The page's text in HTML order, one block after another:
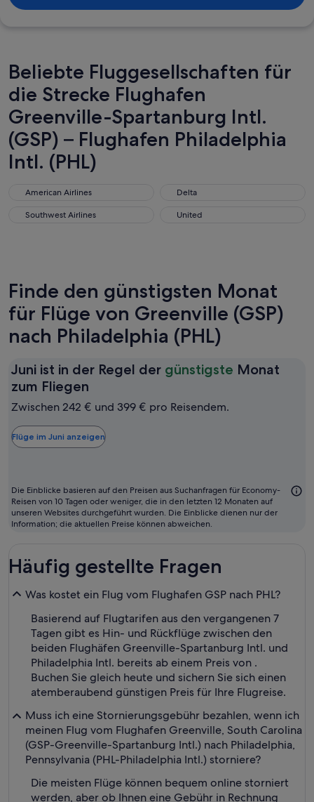
Beliebte Fluggesellschaften für
die Strecke Flughafen
Greenville-Spartanburg Intl.
(GSP) – Flughafen Philadelphia
Intl. (PHL)
American Airlines
American Airlines Delta
Delta
Southwest Airlines
Southwest Airlines United
United
Finde den günstigsten Monat
für Flüge von Greenville (GSP)
nach Philadelphia (PHL)
Juni ist in der Regel der günstigste Monat
zum Fliegen
ist
der
Regel
günstigste
Monat
zum
Zwischen 242 € und 399 € pro Reisendem.
Flüge im Juni anzeigen
Die Einblicke basieren auf den Preisen aus Suchanfragen für Economy-
Reisen von 10 Tagen oder weniger, die in den letzten 12 Monaten auf
unseren Websites durchgeführt wurden. Die Einblicke dienen nur der
Information; die aktuellen Preise können abweichen.
Häufig gestellte Fragen
Was kostet ein Flug vom Flughafen GSP nach PHL?
Basierend auf Flugtarifen aus den vergangenen 7
Tagen gibt es Hin- und Rückflüge zwischen den
beiden Flughäfen Greenville-Spartanburg Intl. und
Philadelphia Intl. bereits ab einem Preis von .
Buchen Sie gleich heute und sichern Sie sich einen
atemberaubend günstigen Preis für Ihre Flugreise.
Muss ich eine Stornierungsgebühr bezahlen, wenn ich
meinen Flug vom Flughafen Greenville, South Carolina
(GSP-Greenville-Spartanburg Intl.) nach Philadelphia,
Pennsylvania (PHL-Philadelphia Intl.) storniere?
Die meisten Flüge können bequem online storniert
werden, aber ob Ihnen eine Gebühr in Rechnung